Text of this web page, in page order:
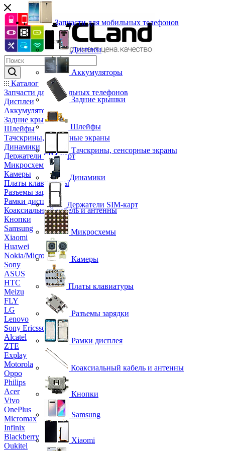
Каталог
Запчасти для мобильных телефонов
Дисплеи
Аккумуляторы
Задние крышки
Шлейфы
Тачскрины, сенсорные экраны
Динамики
Держатели SIM-карт
Микросхемы
Камеры
Платы клавиатуры
Разъемы зарядки
Рамки дисплея
Коаксиальный кабель и антенны
Кнопки
Samsung
Xiaomi
Huawei
Nokia/Microsoft
Sony
ASUS
HTC
Meizu
FLY
LG
Lenovo
Sony Ericsson
Alcatel
ZTE
Explay
Motorola
Oppo
Philips
Acer
Vivo
OnePlus
Micromax
Infinix
Blackberry
Oukitel
Запчасти для мобильных телефонов
Дисплеи
Аккумуляторы
Задние крышки
Шлейфы
Тачскрины, сенсорные экраны
Динамики
Держатели SIM-карт
Микросхемы
Камеры
Платы клавиатуры
Разъемы зарядки
Рамки дисплея
Коаксиальный кабель и антенны
Кнопки
Samsung
Xiaomi